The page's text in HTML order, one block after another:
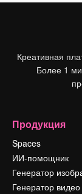
Креативная
Более 1
Продукция
Spaces
ИИ-помощник
Генератор
Генератор